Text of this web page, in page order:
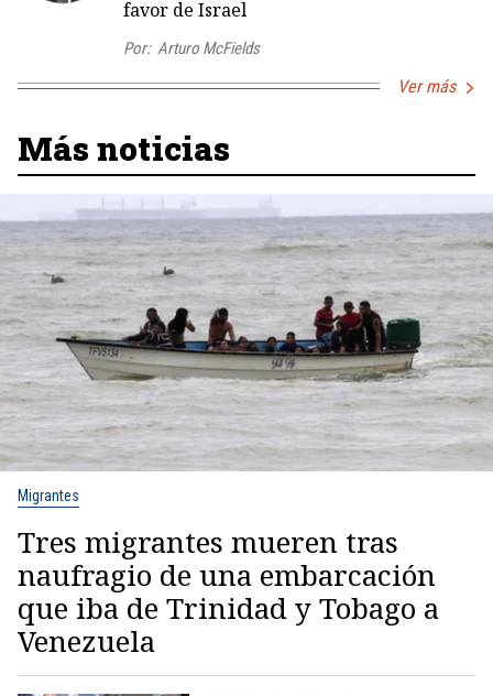
favor de Israel
Por: Arturo McFields
Ver más
Más noticias
Migrantes
Tres migrantes mueren tras
naufragio de una embarcación
que iba de Trinidad y Tobago a
Venezuela